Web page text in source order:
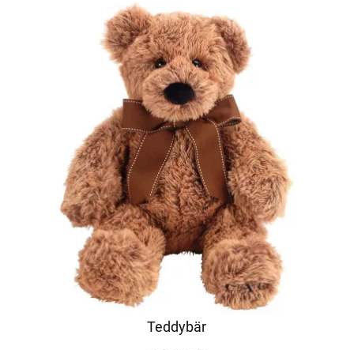
Teddybär